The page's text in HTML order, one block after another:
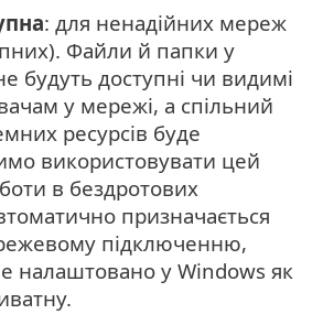
: для ненадійних мереж
Файли й папки у
будуть доступні чи видимі
у мережі, а спільний
ресурсів буде
використовувати цей
в бездротових
призначається
підключенню,
налаштовано у Windows як